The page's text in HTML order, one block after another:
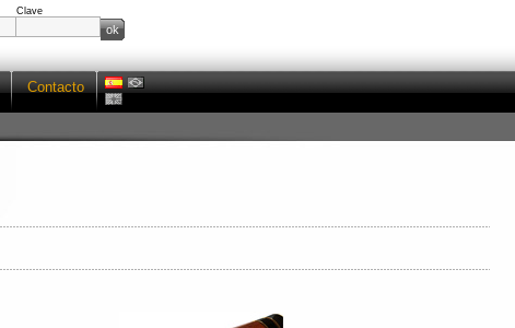
Clave
Contacto